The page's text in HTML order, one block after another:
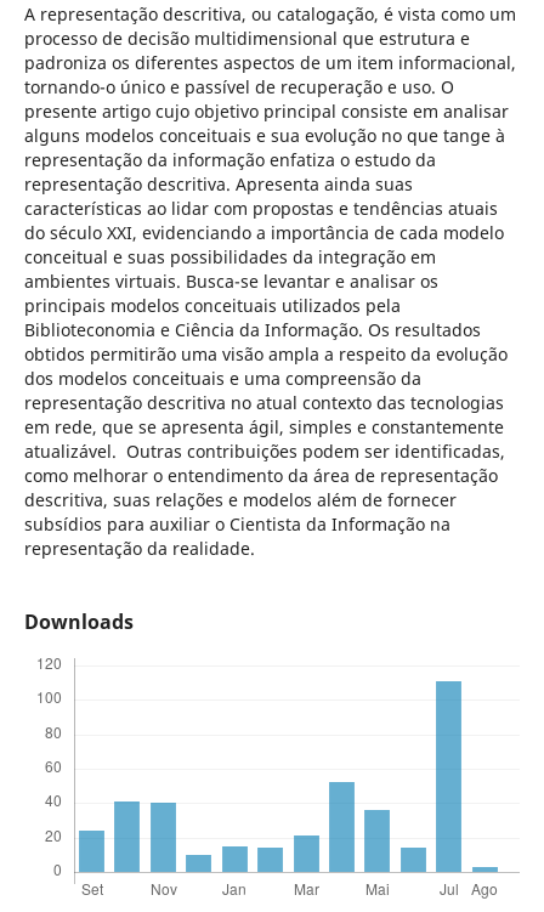
A representação descritiva, ou catalogação, é vista como um
processo de decisão multidimensional que estrutura e
padroniza os diferentes aspectos de um item informacional,
tornando-o único e passível de recuperação e uso. O
presente artigo cujo objetivo principal consiste em analisar
alguns modelos conceituais e sua evolução no que tange à
representação da informação enfatiza o estudo da
representação descritiva. Apresenta ainda suas
características ao lidar com propostas e tendências atuais
do século XXI, evidenciando a importância de cada modelo
conceitual e suas possibilidades da integração em
ambientes virtuais. Busca-se levantar e analisar os
principais modelos conceituais utilizados pela
Biblioteconomia e Ciência da Informação. Os resultados
obtidos permitirão uma visão ampla a respeito da evolução
dos modelos conceituais e uma compreensão da
representação descritiva no atual contexto das tecnologias
em rede, que se apresenta ágil, simples e constantemente
atualizável. Outras contribuições podem ser identificadas,
como melhorar o entendimento da área de representação
descritiva, suas relações e modelos além de fornecer
subsídios para auxiliar o Cientista da Informação na
representação da realidade.
Downloads